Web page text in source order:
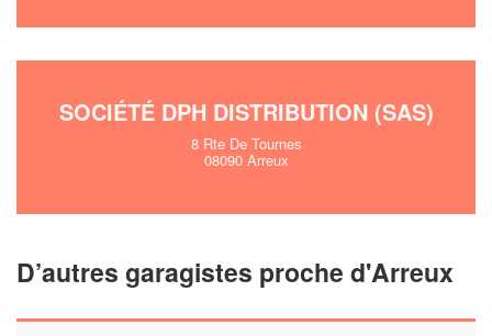
SOCIÉTÉ DPH DISTRIBUTION (SAS)
8 Rte De Tournes
08090 Arreux
D’autres garagistes proche d'Arreux